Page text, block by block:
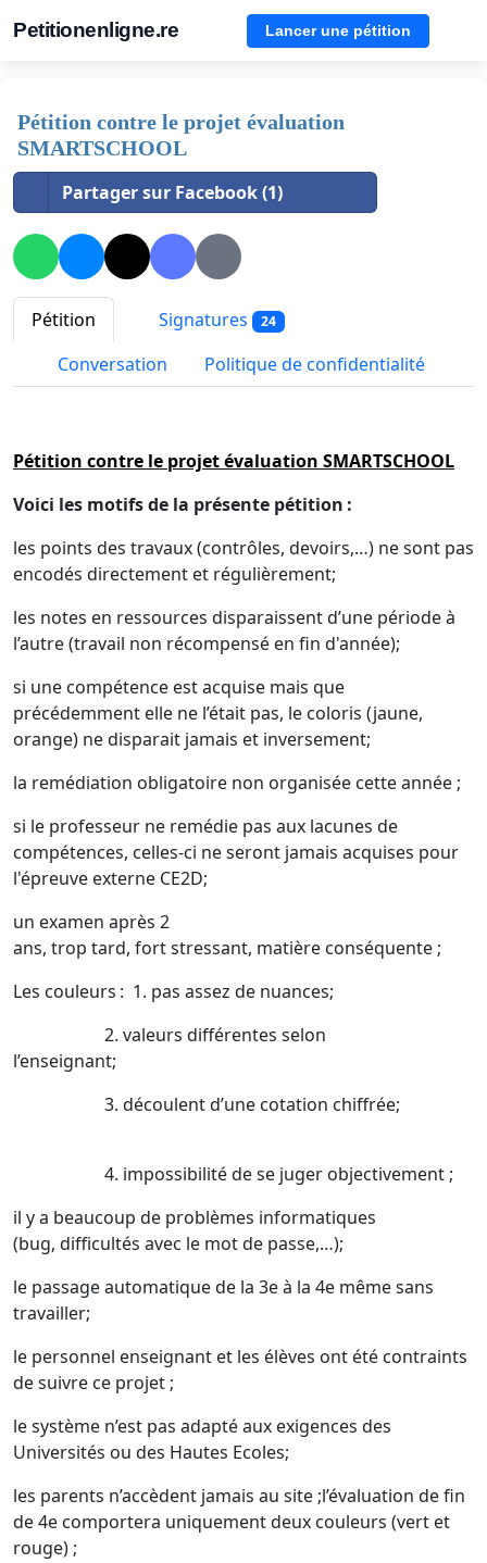
Petitionenligne.re Lancer une pétition
Pétition contre le projet évaluation
SMARTSCHOOL
Partager sur Facebook (1)
Pétition Signatures 24
Conversation Politique de confidentialité
Pétition contre le projet évaluation SMARTSCHOOL
Voici les motifs de la présente pétition :
les points des travaux (contrôles, devoirs,…) ne sont pas
encodés directement et régulièrement;
les notes en ressources disparaissent d’une période à
l’autre (travail non récompensé en fin d'année);
si une compétence est acquise mais que
précédemment elle ne l’était pas, le coloris (jaune,
orange) ne disparait jamais et inversement;
la remédiation obligatoire non organisée cette année ;
si le professeur ne remédie pas aux lacunes de
compétences, celles-ci ne seront jamais acquises pour
l'épreuve externe CE2D;
un examen après 2
ans, trop tard, fort stressant, matière conséquente ;
Les couleurs : 1. pas assez de nuances;
2. valeurs différentes selon
l’enseignant;
3. découlent d’une cotation chiffrée;
4. impossibilité de se juger objectivement ;
il y a beaucoup de problèmes informatiques
(bug, difficultés avec le mot de passe,…);
le passage automatique de la 3e à la 4e même sans
travailler;
le personnel enseignant et les élèves ont été contraints
de suivre ce projet ;
le système n’est pas adapté aux exigences des
Universités ou des Hautes Ecoles;
les parents n’accèdent jamais au site ;l’évaluation de fin
de 4e comportera uniquement deux couleurs (vert et
rouge) ;